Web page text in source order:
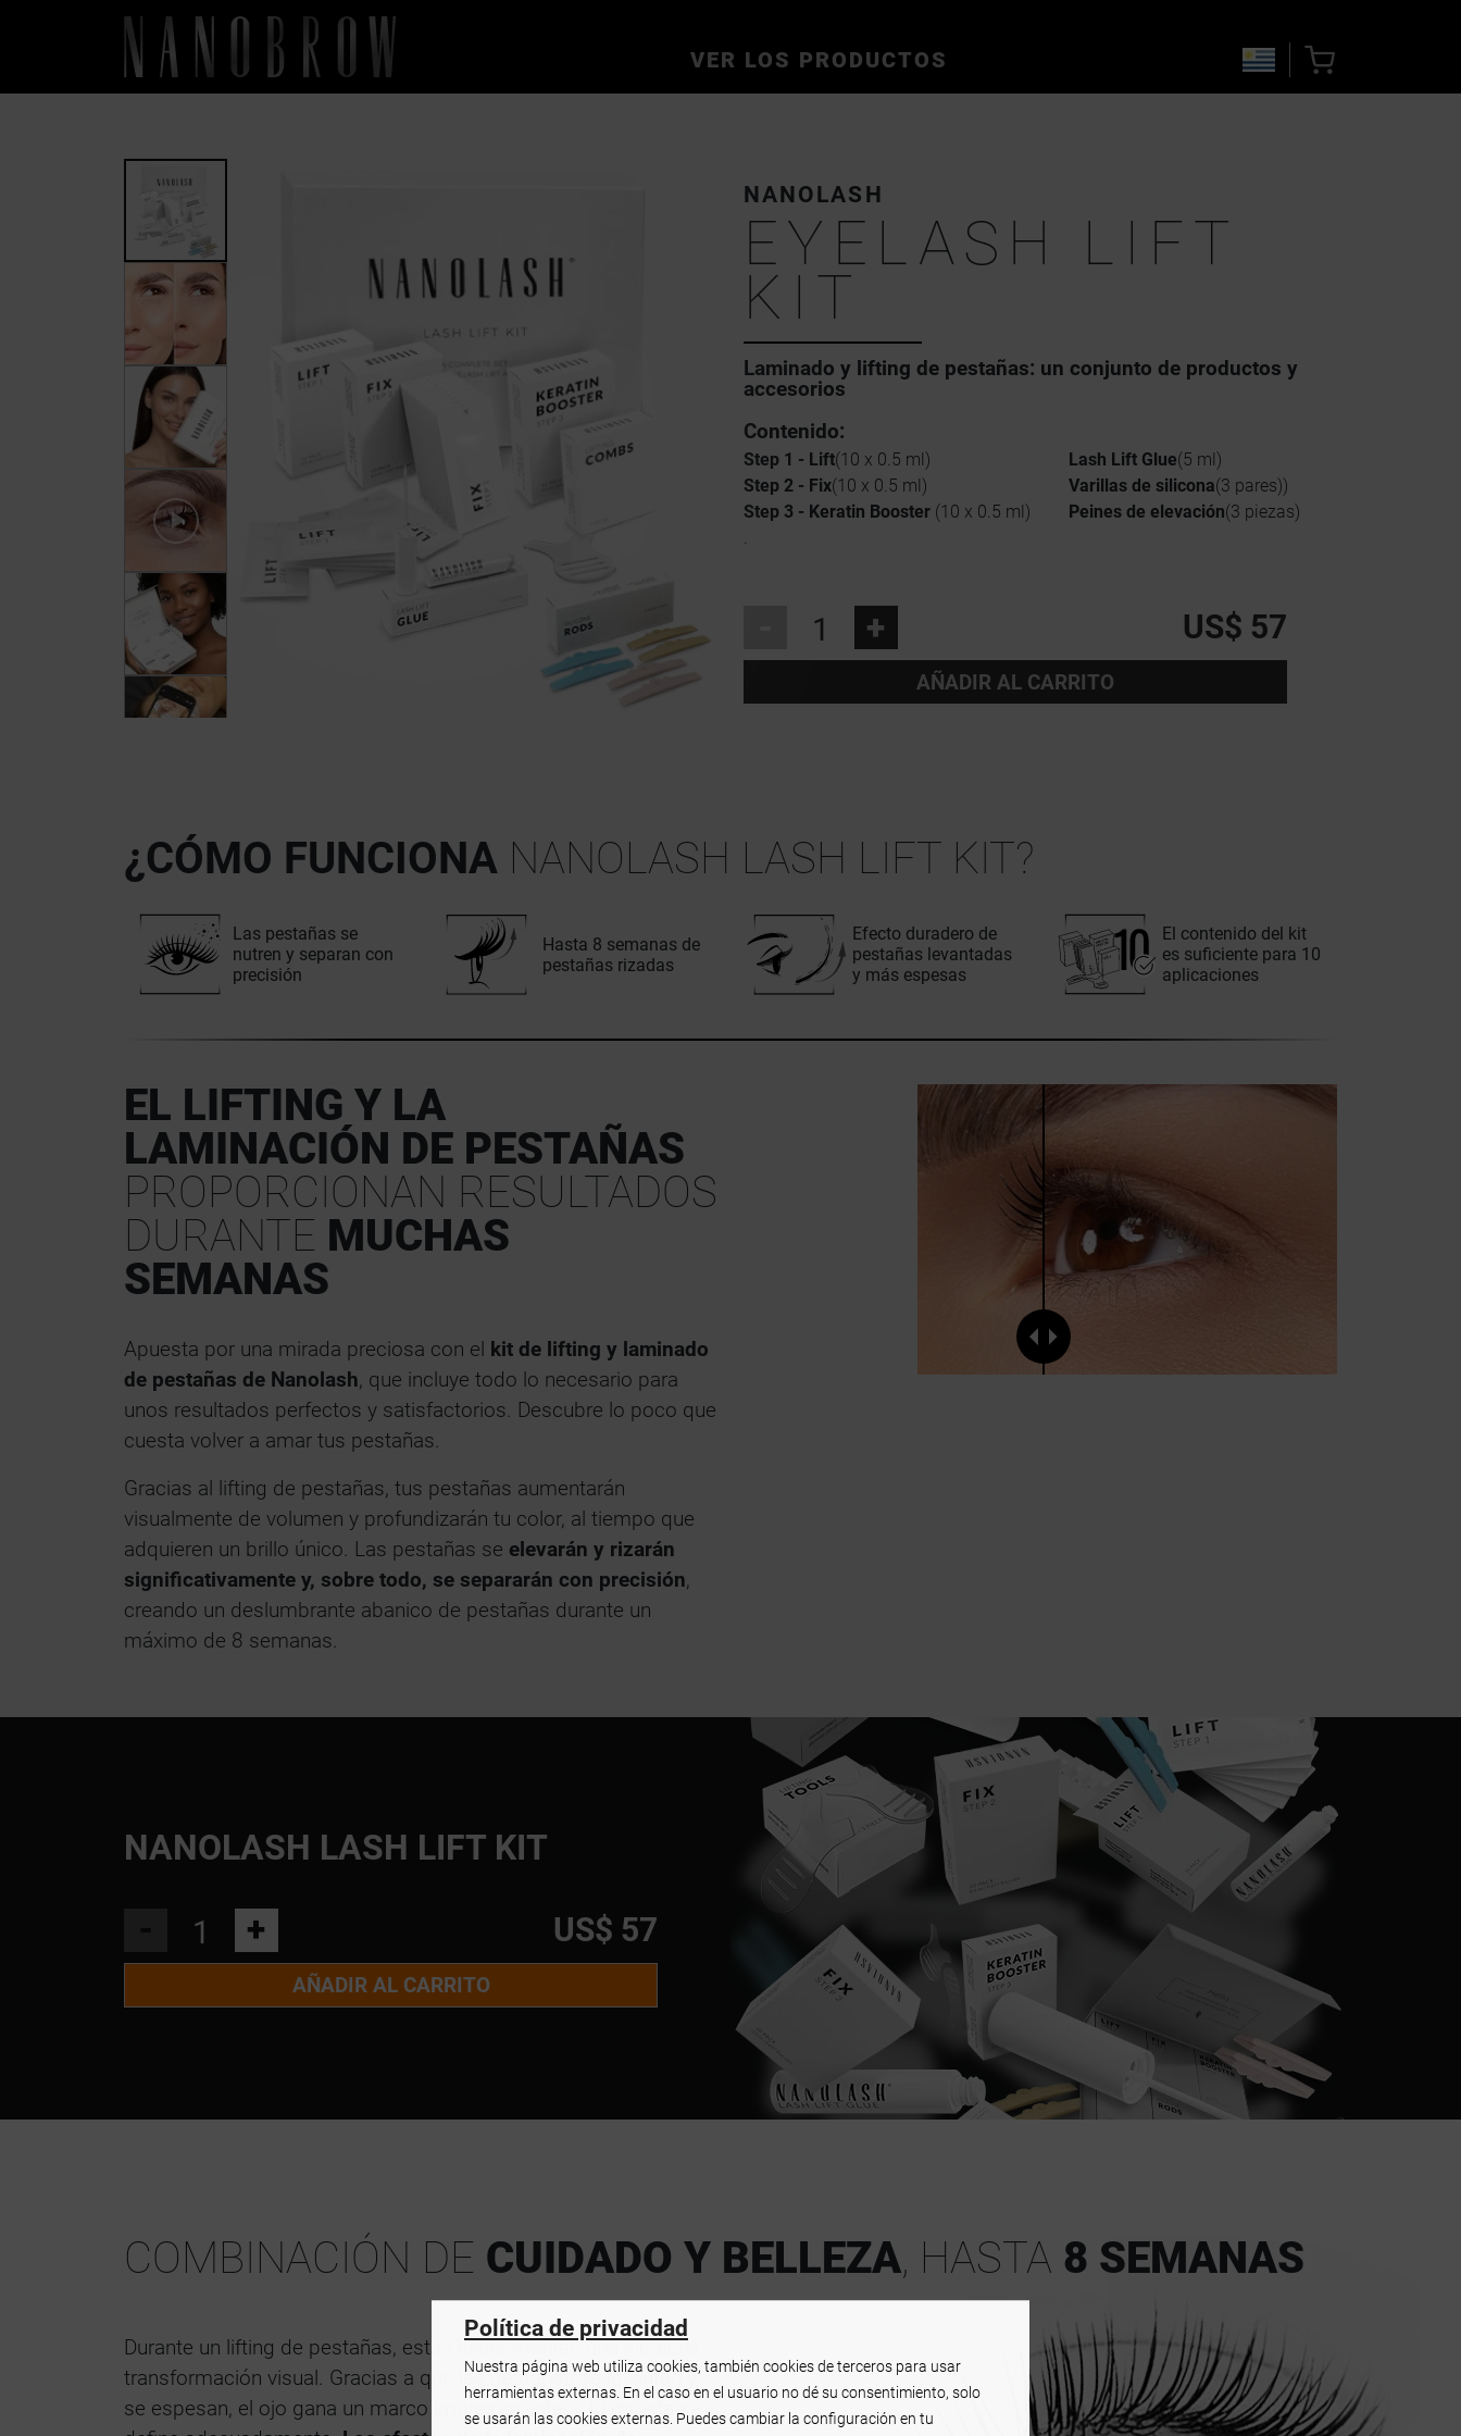
VER LOS PRODUCTOS
NANOLASH
EYELASH LIFT
KIT
Laminado y lifting de pestañas: un conjunto de productos y
accesorios
Contenido:
Step 1 - Lift(10 x 0.5 ml)
Step 2 - Fix(10 x 0.5 ml)
Step 3 - Keratin Booster (10 x 0.5 ml)
Lash Lift Glue(5 ml)
Varillas de silicona(3 pares))
Peines de elevación(3 piezas)
.
+ US$ 57
AÑADIR AL CARRITO
¿CÓMO FUNCIONA NANOLASH LASH LIFT KIT?
Las pestañas se
nutren y separan con
precisión
Hasta 8 semanas de
pestañas rizadas
Efecto duradero de
pestañas levantadas
y más espesas
El contenido del kit
es suficiente para 10
aplicaciones
EL LIFTING Y LA
LAMINACIÓN DE PESTAÑAS
PROPORCIONAN RESULTADOS
DURANTE MUCHAS
SEMANAS
Apuesta por una mirada preciosa con el kit de lifting y laminado
de pestañas de Nanolash, que incluye todo lo necesario para
unos resultados perfectos y satisfactorios. Descubre lo poco que
cuesta volver a amar tus pestañas.
Gracias al lifting de pestañas, tus pestañas aumentarán
visualmente de volumen y profundizarán tu color, al tiempo que
adquieren un brillo único. Las pestañas se elevarán y rizarán
significativamente y, sobre todo, se separarán con precisión,
creando un deslumbrante abanico de pestañas durante un
máximo de 8 semanas.
NANOLASH LASH LIFT KIT
+ US$ 57
AÑADIR AL CARRITO
COMBINACIÓN DE CUIDADO Y BELLEZA, HASTA 8 SEMANAS
Durante un lifting de pestañas, estas experimentan una increíble
transformación visual. Gracias a que las pestañas se levantan y
se espesan, el ojo gana un marco impresionante, y tu mirada se
Política de privacidad
Nuestra página web utiliza cookies, también cookies de terceros para usar
herramientas externas. En el caso en el usuario no dé su consentimiento, solo
se usarán las cookies externas. Puedes cambiar la configuración en tu